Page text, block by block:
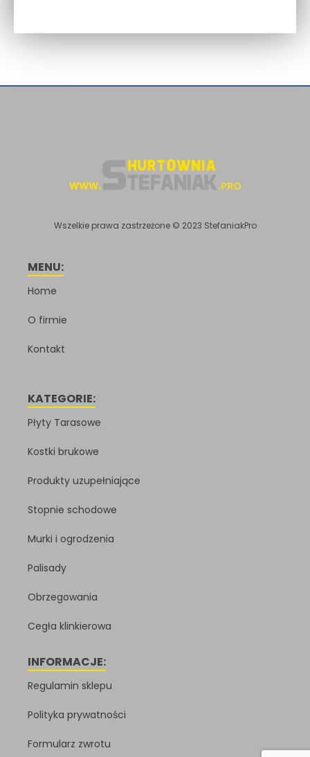
Wszelkie prawa zastrzeżone © 2023 StefaniakPro
MENU:
Home
O firmie
Kontakt
KATEGORIE:
Płyty Tarasowe
Kostki brukowe
Produkty uzupełniające
Stopnie schodowe
Murki i ogrodzenia
Palisady
Obrzegowania
Cegła klinkierowa
INFORMACJE:
Regulamin sklepu
Polityka prywatności
Formularz zwrotu